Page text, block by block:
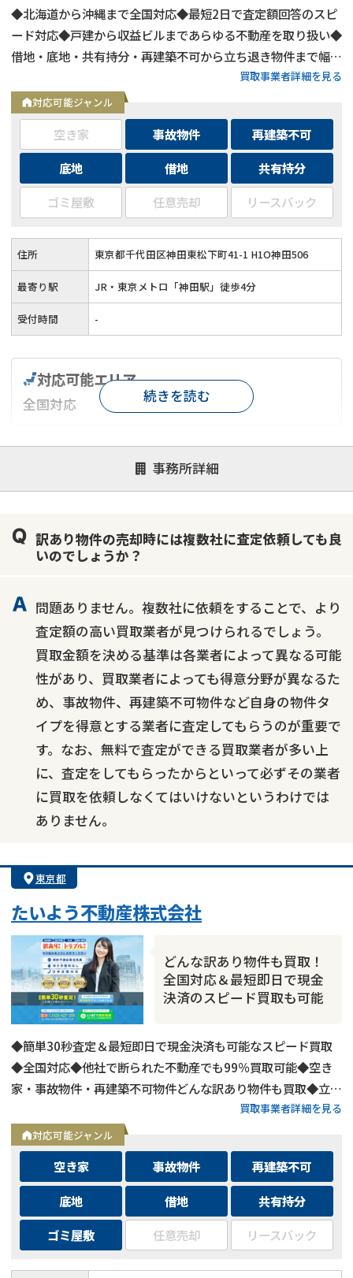
◆北海道から沖縄まで全国対応◆最短2日で査定額回答のスピ
ード対応◆戸建から収益ビルまであらゆる不動産を取り扱い◆
借地・底地・共有持分・再建築不可から立ち退き物件まで幅広
く対応◆用途区分・種類不問でバルク購入も相談可能
買取事業者詳細を見る
対応可能ジャンル
空き家 事故物件
再建築不可
底地
借地
共有持分
ゴミ屋敷
任意売却 リースバック
住所 東京都千代田区神田東松下町41-1 H1O神田506
最寄り駅 JR・東京メトロ「神田駅」徒歩4分
受付時間 -
事務所詳細
対応可能エリア
全国対応
対応が親身 オンライン面談可能
レスポンスが早い
1億円以上の買取可
続きを読む
訳あり物件の売却時には複数社に査定依頼しても良
いのでしょうか？
問題ありません。複数社に依頼をすることで、より
査定額の高い買取業者が見つけられるでしょう。
買取金額を決める基準は各業者によって異なる可能
性があり、買取業者によっても得意分野が異なるた
め、事故物件、再建築不可物件など自身の物件タ
イプを得意とする業者に査定してもらうのが重要で
す。なお、無料で査定ができる買取業者が多い上
に、査定をしてもらったからといって必ずその業者
に買取を依頼しなくてはいけないというわけでは
ありません。
東京都
たいよう不動産株式会社
どんな訳あり物件も買取！
全国対応＆最短即日で現金
決済のスピード買取も可能
◆簡単30秒査定＆最短即日で現金決済も可能なスピード買取
◆全国対応◆他社で断られた不動産でも99％買取可能◆空き
家・事故物件・再建築不可物件どんな訳あり物件も買取◆立ち
退き・相続・共有持分など複雑な問題を抱えた不動産もOK
買取事業者詳細を見る
対応可能ジャンル
空き家 事故物件
再建築不可
底地
借地
共有持分
ゴミ屋敷
任意売却 リースバック